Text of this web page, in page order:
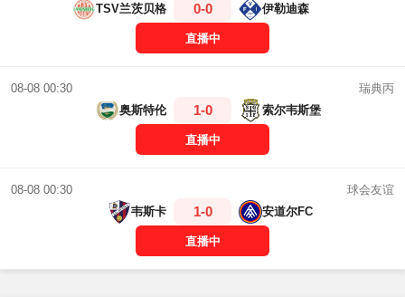
TSV兰茨贝格
0-0 伊勒迪森
直播中
08-08 00:30
瑞典丙
奥斯特伦
1-0 索尔韦斯堡
直播中
08-08 00:30
球会友谊
韦斯卡
1-0 安道尔FC
直播中